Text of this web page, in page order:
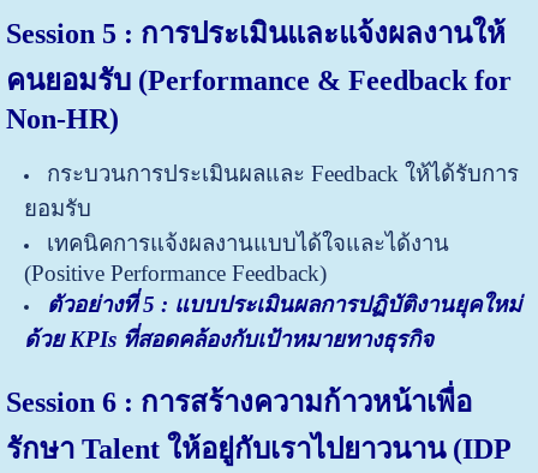
Session 5 : การประเมินและแจ้งผลงานให้
คนยอมรับ (Performance & Feedback for
Non-HR)
กระบวนการประเมินผลและ Feedback ให้ได้รับการ
ยอมรับ
เทคนิคการแจ้งผลงานแบบได้ใจและได้งาน
(Positive Performance Feedback)
ตัวอย่างที่ 5 : แบบประเมินผลการปฏิบัติงานยุคใหม่
ด้วย KPIs ที่สอดคล้องกับเป้าหมายทางธุรกิจ
Session 6 : การสร้างความก้าวหน้าเพื่อ
รักษา Talent ให้อยู่กับเราไปยาวนาน (IDP